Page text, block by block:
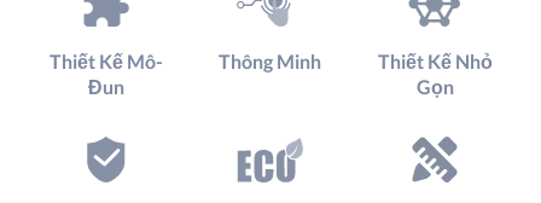
Thiết Kế Mô-
Đun
Thông Minh
Thiết Kế Nhỏ
Gọn